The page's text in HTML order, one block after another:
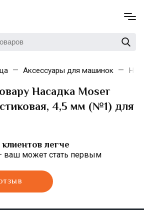
Аксессуары для машинок
Насадка Moser
4,5 мм (№1) для
легче
ваш может стать первым